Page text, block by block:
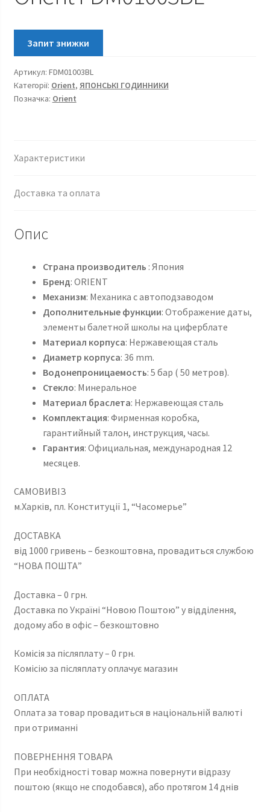
Артикул: FDM01003BL
Категорії: Orient, ЯПОНСЬКІ ГОДИННИКИ
Позначка: Orient
Характеристики
Доставка та оплата
Опис
Страна производитель : Япония
Бренд: ORIENT
Механизм: Механика с автоподзаводом
Дополнительные функции: Отображение даты,
элементы балетной школы на циферблате
Материал корпуса: Нержавеющая сталь
Диаметр корпуса: 36 mm.
Водонепроницаемость: 5 бар ( 50 метров).
Стекло: Минеральное
Материал браслета: Нержавеющая сталь
Комплектация: Фирменная коробка,
гарантийный талон, инструкция, часы.
Гарантия: Официальная, международная 12
месяцев.
САМОВИВІЗ
м.Харків, пл. Конституції 1, “Часомерье”
ДОСТАВКА
від 1000 гривень – безкоштовна, провадиться службою
“НОВА ПОШТА”
Доставка – 0 грн.
Доставка по Україні “Новою Поштою” у відділення,
додому або в офіс – безкоштовно
Комісія за післяплату – 0 грн.
Комісію за післяплату оплачує магазин
ОПЛАТА
Оплата за товар провадиться в національній валюті
при отриманні
ПОВЕРНЕННЯ ТОВАРА
При необхідності товар можна повернути відразу
поштою (якщо не сподобався), або протягом 14 днів